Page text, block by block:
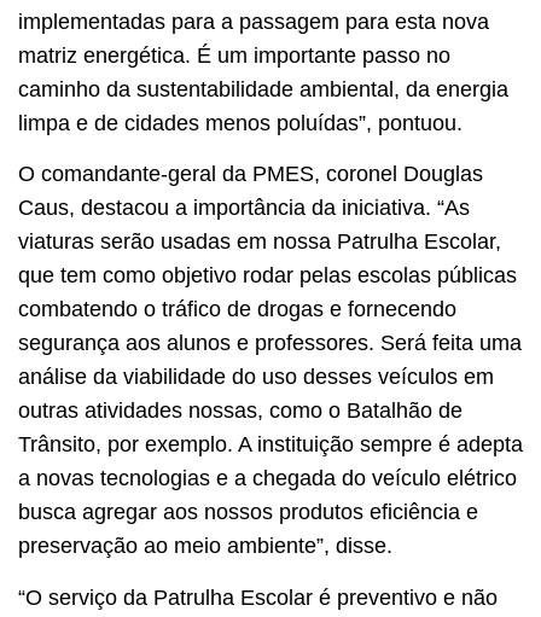
implementadas para a passagem para esta nova
matriz energética. É um importante passo no
caminho da sustentabilidade ambiental, da energia
limpa e de cidades menos poluídas”, pontuou.
O comandante-geral da PMES, coronel Douglas
Caus, destacou a importância da iniciativa. “As
viaturas serão usadas em nossa Patrulha Escolar,
que tem como objetivo rodar pelas escolas públicas
combatendo o tráfico de drogas e fornecendo
segurança aos alunos e professores. Será feita uma
análise da viabilidade do uso desses veículos em
outras atividades nossas, como o Batalhão de
Trânsito, por exemplo. A instituição sempre é adepta
a novas tecnologias e a chegada do veículo elétrico
busca agregar aos nossos produtos eficiência e
preservação ao meio ambiente”, disse.
“O serviço da Patrulha Escolar é preventivo e não